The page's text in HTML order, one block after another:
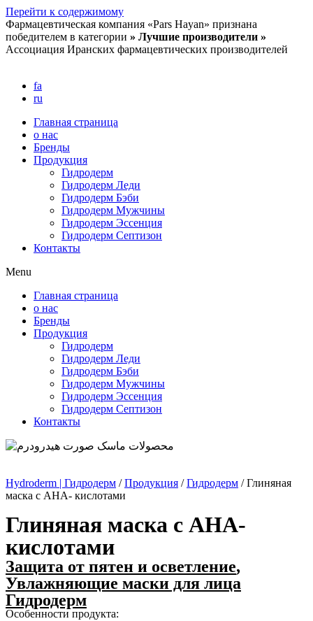
Перейти к содержимому
Фармацевтическая компания «Pars Hayan» признана
победителем в категории » Лучшие производители »
Ассоциация Иранских фармацевтических производителей
fa
ru
Главная страница
о нас
Бренды
Продукция
Гидродерм
Гидродерм Леди
Гидродерм Бэби
Гидродерм Мужчины
Гидродерм Эссенция
Гидродерм Септизон
Контакты
Menu
Главная страница
о нас
Бренды
Продукция
Гидродерм
Гидродерм Леди
Гидродерм Бэби
Гидродерм Мужчины
Гидродерм Эссенция
Гидродерм Септизон
Контакты
Hydroderm | Гидродерм /Продукция /Гидродерм /Глиняная
маска с AHA- кислотами
Глиняная маска с AHA-
кислотами
Защита от пятен и осветление,
Увлажняющие маски для лица
Гидродерм
Особенности продукта: